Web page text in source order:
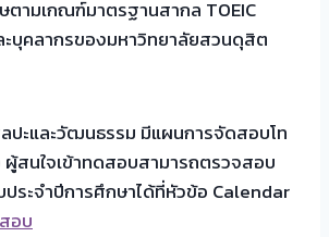
ตามเกณฑ์มาตรฐานสากล TOEIC
ะบุคลากรของมหาวิทยาลัยสวนดุสิต
ปะและวัฒนธรรม มีแผนการจัดสอบโท
ผู้สนใจเข้าทดสอบสามารถตรวจสอบ
ระจำปีการศึกษาได้ที่หัวข้อ Calendar
อบ